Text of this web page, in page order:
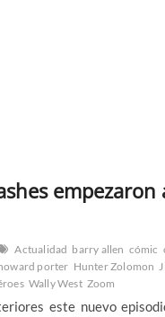
Actualidad barry allen cómic
porter Hunter Zolomon
Wally West Zoom
este nuevo